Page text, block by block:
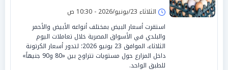
الثلاثاء 23/يونيو/2026 - 10:30 ص
استقرت أسعار البيض بمختلف أنواعه الأبيض والأحمر
والبلدي في الأسواق المصرية خلال تعاملات اليوم
الثلاثاء، الموافق 23 يونيو 2026؛ لتدور أسعار الكرتونة
داخل المزارع حول مستويات تتراوح بين «80 و90 جنيهاً»
للطبق الواحد.